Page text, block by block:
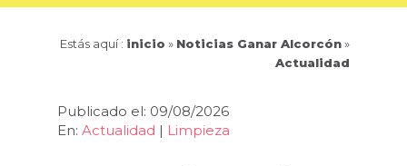
Estás aquí : inicio » Noticias Ganar Alcorcón»
Actualidad
Publicado el: 09/08/2026
En: Actualidad | Limpieza